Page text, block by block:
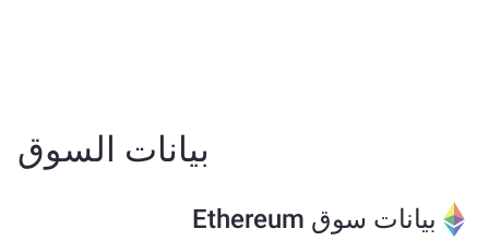
بيانات السوق
بيانات سوق Ethereum